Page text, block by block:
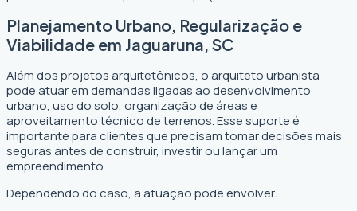
Planejamento Urbano, Regularização e
Viabilidade em Jaguaruna, SC
Além dos projetos arquitetônicos, o arquiteto urbanista
pode atuar em demandas ligadas ao desenvolvimento
urbano, uso do solo, organização de áreas e
aproveitamento técnico de terrenos. Esse suporte é
importante para clientes que precisam tomar decisões mais
seguras antes de construir, investir ou lançar um
empreendimento.
Dependendo do caso, a atuação pode envolver: